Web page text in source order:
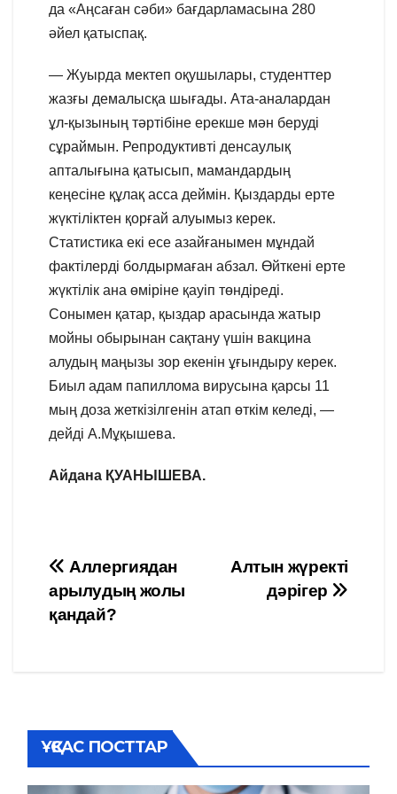
да «Аңсаған сәби» бағдарламасына 280
әйел қатыспақ.
— Жуырда мектеп оқушылары, студенттер
жазғы демалысқа шығады. Ата-аналардан
ұл-қызының тәртібіне ерекше мән беруді
сұраймын. Репродуктивті денсаулық
апталығына қатысып, мамандардың
кеңесіне құлақ асса деймін. Қыздарды ерте
жүктіліктен қорғай алуымыз керек.
Статистика екі есе азайғанымен мұндай
фактілерді болдырмаған абзал. Өйткені ерте
жүктілік ана өміріне қауіп төндіреді.
Сонымен қатар, қыздар арасында жатыр
мойны обырынан сақтану үшін вакцина
алудың маңызы зор екенін ұғындыру керек.
Биыл адам папиллома вирусына қарсы 11
мың доза жеткізілгенін атап өткім келеді, —
дейді А.Мұқышева.
Айдана ҚУАНЫШЕВА.
Навигация
по
Алтын жүректі
дәрігер
Аллергиядан
арылудың жолы
қандай?
ҰҚСАС ПОСТТАР